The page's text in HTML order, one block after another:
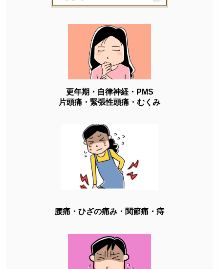
更年期・自律神経・PMS
片頭痛・緊張性頭痛・むくみ
腰痛・ひざの痛み・関節痛・痔